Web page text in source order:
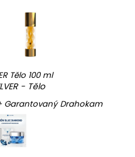
Tělo 100 ml
+ Garantovaný Drahokam